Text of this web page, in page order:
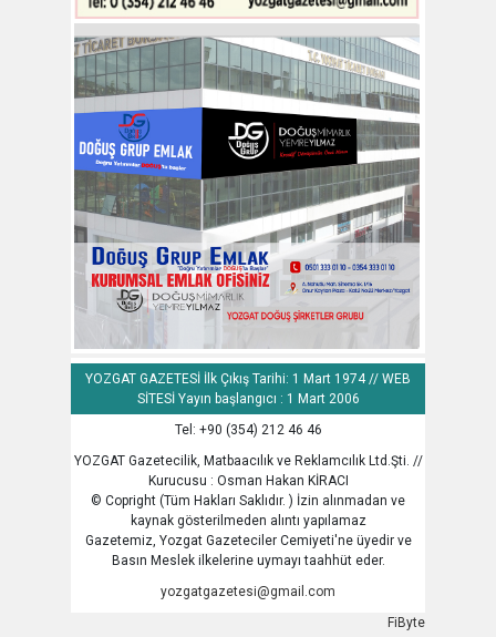
YOZGAT GAZETESİ İlk Çıkış Tarihi: 1 Mart 1974 // WEB
SİTESİ Yayın başlangıcı : 1 Mart 2006
Tel: +90 (354) 212 46 46
YOZGAT Gazetecilik, Matbaacılık ve Reklamcılık Ltd.Şti. //
Kurucusu : Osman Hakan KİRACI
© Copright (Tüm Hakları Saklıdır. ) İzin alınmadan ve
kaynak gösterilmeden alıntı yapılamaz
Gazetemiz, Yozgat Gazeteciler Cemiyeti'ne üyedir ve
Basın Meslek ilkelerine uymayı taahhüt eder.
yozgatgazetesi@gmail.com
FiByte